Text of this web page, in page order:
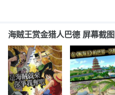
海贼王赏金猎人巴德 屏幕截图